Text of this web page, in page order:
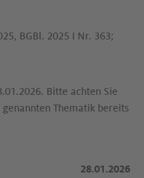
BGBl. 2025 I Nr. 363;
Bitte achten Sie
Thematik bereits
28.01.2026